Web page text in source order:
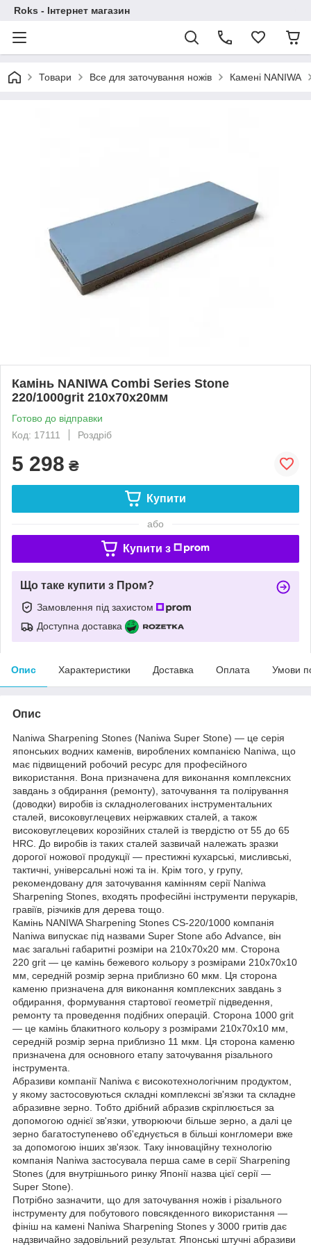
Roks - Інтернет магазин
Товари Все для заточування ножів Камені NANIWA
Камінь NANIWA Combi Series Stone
220/1000grit 210x70x20мм
Готово до відправки
Код: 17111
Роздріб
5 298 ₴
Купити
або
Купити з
Що таке купити з Пром?
Замовлення під захистом
Доступна доставка
Опис Характеристики Доставка Оплата Умови
Опис
Naniwa Sharpening Stones (Naniwa Super Stone) — це серія
японських водних каменів, вироблених компанією Naniwa, що
має підвищений робочий ресурс для професійного
використання. Вона призначена для виконання комплексних
завдань з обдирання (ремонту), заточування та полірування
(доводки) виробів із складнолегованих інструментальних
сталей, високовуглецевих неіржавких сталей, а також
високовуглецевих корозійних сталей із твердістю от 55 до 65
HRC. До виробів із таких сталей зазвичай належать зразки
дорогої ножової продукції — престижні кухарські, мисливські,
тактичні, універсальні ножі та ін. Крім того, у групу,
рекомендовану для заточування камінням серії Naniwa
Sharpening Stones, входять професійні інструменти перукарів,
гравіїв, різчиків для дерева тощо.
Камінь NANIWA Sharpening Stones CS-220/1000 компанія
Naniwa випускає під назвами Super Stone або Advance, він
має загальні габаритні розміри на 210x70x20 мм. Сторона
220 grit — це камінь бежевого кольору з розмірами 210x70x10
мм, середній розмір зерна приблизно 60 мкм. Ця сторона
каменю призначена для виконання комплексних завдань з
обдирання, формування стартової геометрії підведення,
ремонту та проведення подібних операцій. Сторона 1000 grit
— це камінь блакитного кольору з розмірами 210x70x10 мм,
середній розмір зерна приблизно 11 мкм. Ця сторона каменю
призначена для основного етапу заточування різального
інструмента.
Абразиви компанії Naniwa є високотехнологічним продуктом,
у якому застосовуються складні комплексні зв'язки та складне
абразивне зерно. Тобто дрібний абразив скріплюється за
допомогою однієї зв'язки, утворюючи більше зерно, а далі це
зерно багатоступенево об'єднується в більші конгломери вже
за допомогою інших зв'язок. Таку інноваційну технологію
компанія Naniwa застосувала перша саме в серії Sharpening
Stones (для внутрішнього ринку Японії назва цієї серії —
Super Stone).
Потрібно зазначити, що для заточування ножів і різального
інструменту для побутового повсякденного використання —
фініш на камені Naniwa Sharpening Stones у 3000 гритів дає
надзвичайно задовільний результат. Японські штучні абразиви